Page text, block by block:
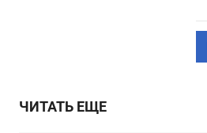
ЧИТАТЬ ЕЩЕ